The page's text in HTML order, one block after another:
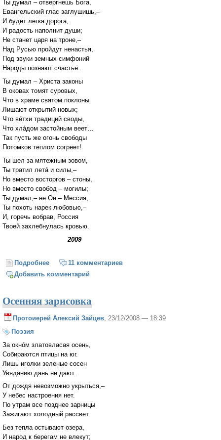
Ты думал – отвергнешь Бога,
Евангельский глас заглушишь,–
И будет легка дорога,
И радость наполнит души;
Не станет царя на троне,–
Над Русью пройдут ненастья,
Под звуки земных симфоний
Народы познают счастье.
Ты думал – Христа законы
В оковах томят суровых,
Что в храме святом поклоны
Лишают открытий новых;
Что вéтхи традиций своды,
Что хлáдом застойным веет…
Так пусть же огонь свободы
Потомков теплом согреет!
Ты шел за мятежным зовом,
Ты тратил летá и силы,–
Но вместо восторгов – стоны,
Но вместо свобод – могилы;
Ты думал,– не Он – Мессия,
Ты похоть нарек любовью,–
И, горечь вобрав, Россия
Твоей захлебнулась кровью.
2009
Подробнее о Обманутому народу 1917 года
11 комментариев
Добавить комментарий
Осенняя зарисовка
Протоиерей Алексий Зайцев , 23/12/2008 — 18:39
Поэзия
За окнóм златовласая осень,
Собираются птицы на юг.
Лишь иголки зеленые сосен
Увяданию дань не дают.
От дождя невозможно укрыться,–
У небес настроения нет.
По утрам все позднее зарницы
Зажигают холодный рассвет.
Без тепла остывают озера,
И народ к берегам не влекут;